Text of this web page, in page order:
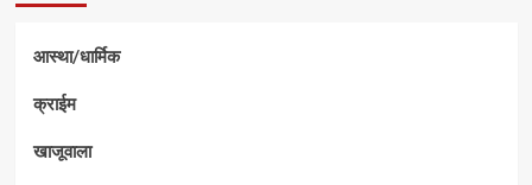
आस्था/धार्मिक
क्राईम
खाजूवाला